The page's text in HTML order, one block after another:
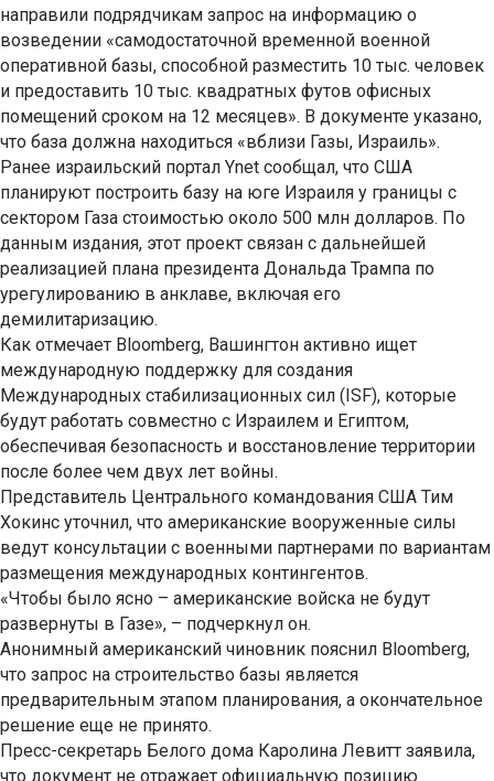
направили подрядчикам запрос на информацию о
возведении «самодостаточной временной военной
оперативной базы, способной разместить 10 тыс. человек
и предоставить 10 тыс. квадратных футов офисных
помещений сроком на 12 месяцев». В документе указано,
что база должна находиться «вблизи Газы, Израиль».
Ранее израильский портал Ynet сообщал, что США
планируют построить базу на юге Израиля у границы с
сектором Газа стоимостью около 500 млн долларов. По
данным издания, этот проект связан с дальнейшей
реализацией плана президента Дональда Трампа по
урегулированию в анклаве, включая его
демилитаризацию.
Как отмечает Bloomberg, Вашингтон активно ищет
международную поддержку для создания
Международных стабилизационных сил (ISF), которые
будут работать совместно с Израилем и Египтом,
обеспечивая безопасность и восстановление территории
после более чем двух лет войны.
Представитель Центрального командования США Тим
Хокинс уточнил, что американские вооруженные силы
ведут консультации с военными партнерами по вариантам
размещения международных контингентов.
«Чтобы было ясно – американские войска не будут
развернуты в Газе», – подчеркнул он.
Анонимный американский чиновник пояснил Bloomberg,
что запрос на строительство базы является
предварительным этапом планирования, а окончательное
решение еще не принято.
Пресс-секретарь Белого дома Каролина Левитт заявила,
что документ не отражает официальную позицию